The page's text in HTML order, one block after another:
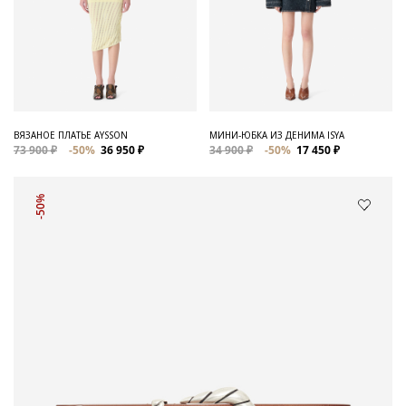
ВЯЗАНОЕ ПЛАТЬЕ AYSSON
73 900 ₽ -50% 36 950 ₽
МИНИ-ЮБКА ИЗ ДЕНИМА ISYA
34 900 ₽ -50% 17 450 ₽
-50%